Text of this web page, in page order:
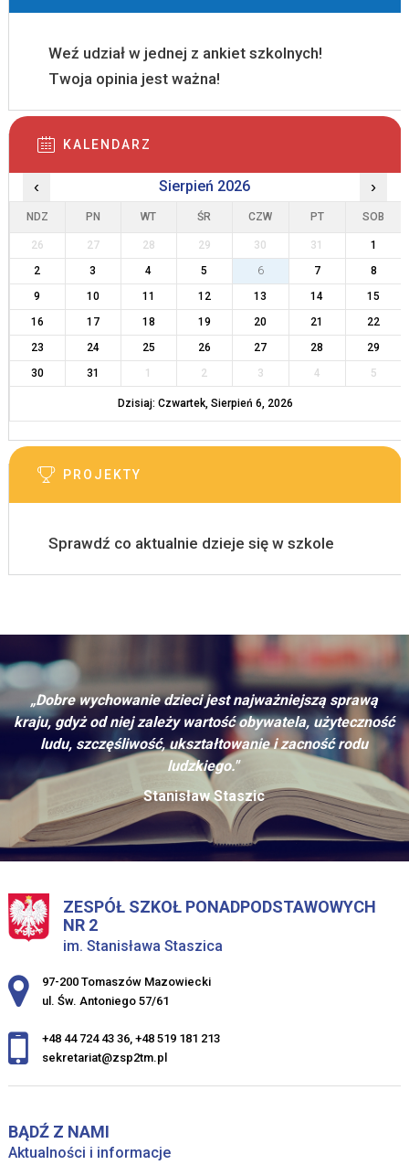
Weź udział w jednej z ankiet szkolnych!
Twoja opinia jest ważna!
KALENDARZ
‹ Sierpień 2026 ›
NDZ PN WT ŚR CZW PT SOB
26 27 28 29 30 31
1
2
3 4 5 6 7
8
9
10 11 12 13 14
15
16
17 18 19 20 21
22
23
24 25 26 27 28
29
30
31 1 2 3 4 5
Dzisiaj: Czwartek, Sierpień 6, 2026
PROJEKTY
Sprawdź co aktualnie dzieje się w szkole
„Dobre wychowanie dzieci jest najważniejszą sprawą
kraju, gdyż od niej zależy wartość obywatela, użyteczność
ludu, szczęśliwość, ukształtowanie i zacność rodu
ludzkiego."
Stanisław Staszic
ZESPÓŁ SZKOŁ PONADPODSTAWOWYCH
NR 2
im. Stanisława Staszica
Adres pocztowy:
97-200 Tomaszów Mazowiecki
ul. Św. Antoniego 57/61
+48 44 724 43 36, +48 519 181 213
sekretariat@zsp2tm.pl
BĄDŹ Z NAMI
Aktualności i informacje